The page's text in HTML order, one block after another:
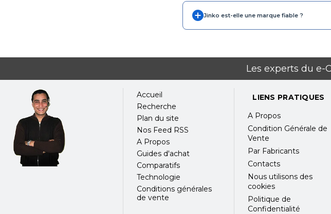
Jinko est-elle une marque fiable ?
Les experts du e-
Accueil
Recherche
Plan du site
Nos Feed RSS
A Propos
Guides d'achat
Comparatifs
Technologie
Conditions générales
de vente
LIENS PRATIQUES
A Propos
Condition Générale de
Vente
Par Fabricants
Contacts
Nous utilisons des
cookies
Politique de
Confidentialité